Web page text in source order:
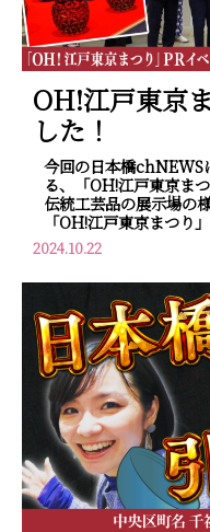
OH!江戸東京
した！
今回の日本橋chNEWS
る、「OH!江戸東京ま
伝統工芸品の展示場の
「OH!江戸東京まつ
2024.10.22